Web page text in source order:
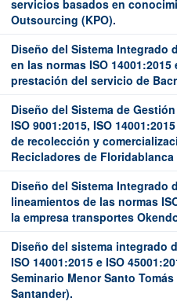
servicios basados en
Outsourcing (KPO).
Diseño del Sistema Integrado
en las normas ISO
prestación del servicio de
Diseño del Sistema de
ISO 9001:2015, ISO
de recolección y
Recicladores de Floridablanca
Diseño del Sistema Integrado
lineamientos de las normas
la empresa transportes
Diseño del sistema integrado
ISO 14001:2015 e ISO
Seminario Menor Santo
Santander).